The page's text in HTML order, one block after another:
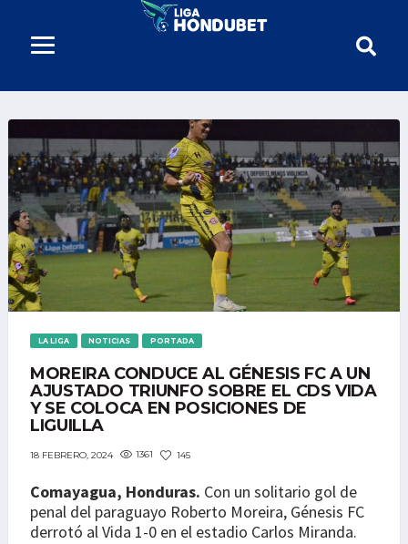
LA LIGA NOTICIAS PORTADA
MOREIRA CONDUCE AL GÉNESIS FC A UN
AJUSTADO TRIUNFO SOBRE EL CDS VIDA
Y SE COLOCA EN POSICIONES DE
LIGUILLA
18 FEBRERO, 2024 1361 145
Comayagua, Honduras. Con un solitario gol de
penal del paraguayo Roberto Moreira, Génesis FC
derrotó al Vida 1-0 en el estadio Carlos Miranda.